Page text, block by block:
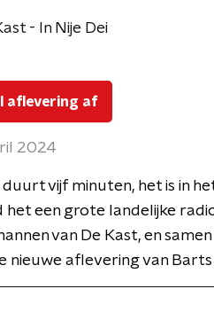
- In Nije Dei
aflevering af
2024
vijf minuten, het is in
het een grote landelijke
van De Kast, en
nieuwe aflevering van Barts